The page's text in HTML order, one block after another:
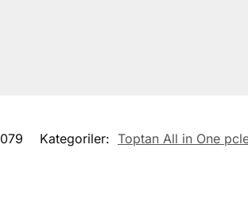
Kategoriler: Toptan All in One